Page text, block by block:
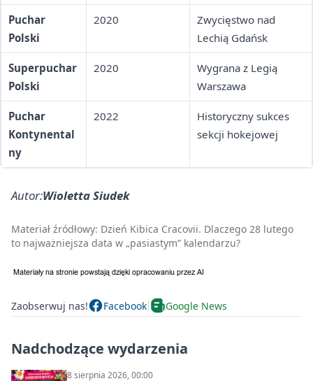
Puchar
Polski
2020
Zwycięstwo nad
Lechią Gdańsk
Superpuchar
Polski
2020
Wygrana z Legią
Warszawa
Puchar
Kontynental
ny
2022
Historyczny sukces
sekcji hokejowej
Autor:Wioletta Siudek
Materiał źródłowy: Dzień Kibica Cracovii. Dlaczego 28 lutego
to najważniejsza data w „pasiastym” kalendarzu?
Zaobserwuj nas! Facebook Google News
Nadchodzące wydarzenia
8 sierpnia 2026, 00:00